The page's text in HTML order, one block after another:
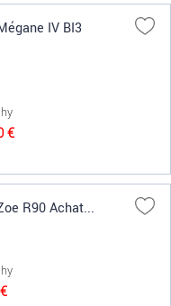
IV BI3
€
R90 Achat...